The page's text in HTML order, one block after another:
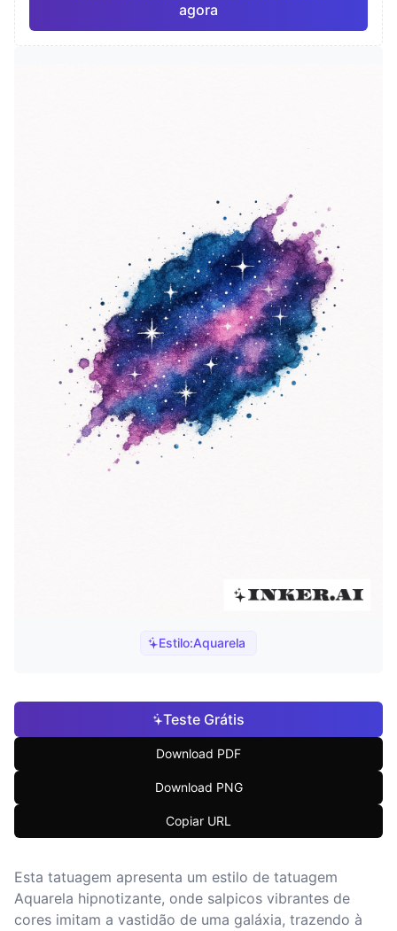
Estilo:Aquarela
agora
Teste Grátis
Download PDF
Download PNG
Copiar URL
Esta tatuagem apresenta um estilo de tatuagem
Aquarela hipnotizante, onde salpicos vibrantes de
cores imitam a vastidão de uma galáxia, trazendo à